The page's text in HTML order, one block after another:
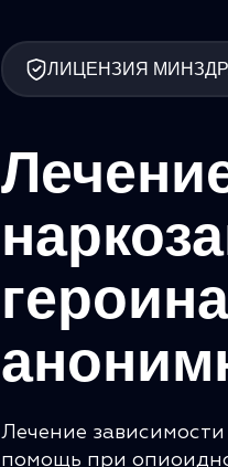
ЛИЦЕНЗИЯ
Лечение
помощь при